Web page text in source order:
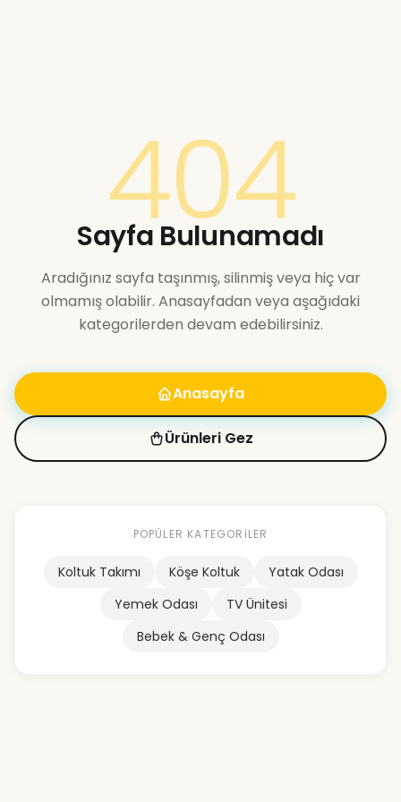
404
Sayfa Bulunamadı
Aradığınız sayfa taşınmış, silinmiş veya hiç var
olmamış olabilir. Anasayfadan veya aşağıdaki
kategorilerden devam edebilirsiniz.
Anasayfa
Ürünleri Gez
POPÜLER KATEGORILER
Koltuk Takımı Köşe Koltuk
Yatak Odası
Yemek Odası
TV Ünitesi
Bebek & Genç Odası